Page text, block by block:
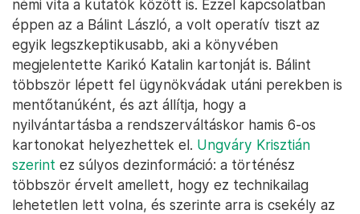
némi vita a kutatók között is. Ezzel kapcsolatban
éppen az a Bálint László, a volt operatív tiszt az
egyik legszkeptikusabb, aki a könyvében
megjelentette Karikó Katalin kartonját is. Bálint
többször lépett fel ügynökvádak utáni perekben is
mentőtanúként, és azt állítja, hogy a
nyilvántartásba a rendszerváltáskor hamis 6-os
kartonokat helyezhettek el. Ungváry Krisztián
szerint ez súlyos dezinformáció: a történész
többször érvelt amellett, hogy ez technikailag
lehetetlen lett volna, és szerinte arra is csekély az